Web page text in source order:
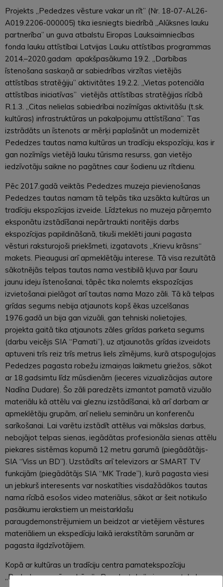
Projekts „Pededzes vēsture vakar un rīt” (Nr. 18-07-AL26-
A019.2206-000005) tika iesniegts biedrībā „Alūksnes lauku
partnerība” un guva atbalstu Eiropas Lauksaimniecības
fonda lauku attīstībai Latvijas Lauku attīstības programmas
2014.–2020.gadam apakšpasākuma 19.2. „Darbības
īstenošana saskaņā ar sabiedrības virzītas vietējās
attīstības stratēģiju” aktivitātes 19.2.2. „Vietas potenciāla
attīstības iniciatīvas” vietējās attīstības stratēģijas rīcībā
R.1.3. „Citas nelielas sabiedrībai nozīmīgas aktivitāšu (t.sk.
kultūras) infrastruktūras un pakalpojumu attīstīšana”. Tas
izstrādāts un īstenots ar mērķi paplašināt un modernizēt
Pededzes tautas nama kultūras un tradīciju ekspozīciju, kas ir
gan nozīmīgs vietējā lauku tūrisma resurss, gan vietējo
iedzīvotāju saikne no pagātnes caur šodienu uz rītdienu.
Pēc 2017.gadā veiktās Pededzes muzeja pievienošanas
Pededzes tautas namam tā telpās tika uzsākta kultūras un
tradīciju ekspozīcijas izveide. Līdztekus no muzeja pārņemto
eksponātu izstādīšanai nepārtraukti noritējis darbs
ekspozīcijas papildināšanā, tikuši meklēti jauni pagasta
vēsturi raksturojoši priekšmeti, izgatavots „Krievu krāsns“
makets. Pieaugusi arī apmeklētāju interese. Tā visa rezultātā
sākotnējās telpas tautas nama vestibilā kļuva par šauru
jaunu ideju īstenošanai, tāpēc tika nolemts ekspozīcijas
izvietošanai pielāgot arī tautas nama Mazo zāli. Tā kā telpas
grīdas segums nebija atjaunots kopš ēkas uzcelšanas
1976.gadā un bija gan vizuāli, gan tehniski nolietojies,
projekta gaitā tika atjaunots zāles grīdas parketa segums
(darbu veicējs SIA “Pamati”), uz atjaunotās grīdas izveidots
aptuveni trīs reiz trīs metrus liels zīmējums, kurā atspoguļojas
Pededzes pagasta robežu izmaiņas laikmetu griežos, sākot
ar 18.gadsimtu līdz mūsdienām (ieceres vizualizācijas autore
Nadīna Dudare). Šo zāli paredzēts izmantot pamatā vizuālo
materiālu kā attēlu vai gleznu izstādīšanai, kā arī darbam ar
apmeklētāju grupām, arī nelielu semināru un konferenču
sarīkošanai. Lai varētu izstādīt attēlus vai mākslas darbus,
nebojājot telpas sienas, iegādātas profesionāla sienas attēlu
piekares sistēmas kopumā 12 metru garumā (piegādātājs-
SIA “Viss un BD”). Uzstādīts arī televizors ar SMART TV
funkcijām (piegādātājs SIA “MK Trade”), kurā pagasta viesi
un jebkurš interesents var noskatīties visdažādākos tautas
nama rīcībā esošos video materiālus, sākot ar šeit notikušo
pasākumu ierakstiem un meistarklašu
paraugdemonstrējumiem un beidzot ar vietējiem vēstures
materiāliem un ekspedīciju laikā ierakstītām sarunām ar
pagasta ilgdzīvotājiem.
Kopā ar kultūras un tradīciju centra pamatekspozīciju
„Pededzes senā sadzīve”, „Pasaku taku” pie pamatskolas,